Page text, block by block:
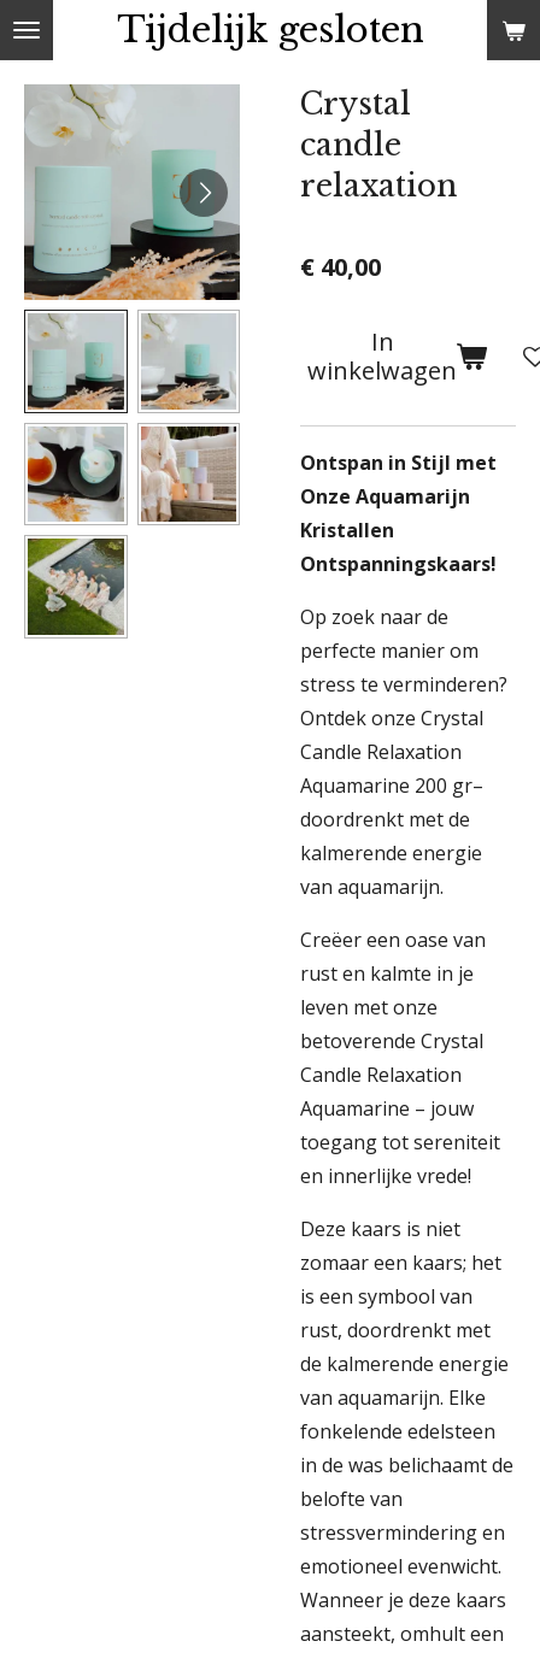
Ga
direct
de
hoofdinhoud
Tijdelijk gesloten
Crystal
candle
relaxation
€ 40,00
In
winkelwagen
Ontspan in Stijl met
Onze Aquamarijn
Kristallen
Ontspanningskaars!
Op zoek naar de
perfecte manier om
stress te verminderen?
Ontdek onze Crystal
Candle Relaxation
Aquamarine 200 gr–
doordrenkt met de
kalmerende energie
van aquamarijn.
Creëer een oase van
rust en kalmte in je
leven met onze
betoverende Crystal
Candle Relaxation
Aquamarine – jouw
toegang tot sereniteit
en innerlijke vrede!
Deze kaars is niet
zomaar een kaars; het
is een symbool van
rust, doordrenkt met
de kalmerende energie
van aquamarijn. Elke
fonkelende edelsteen
in de was belichaamt de
belofte van
stressvermindering en
emotioneel evenwicht.
Wanneer je deze kaars
aansteekt, omhult een